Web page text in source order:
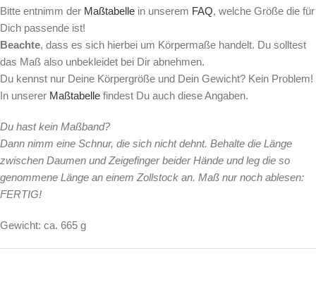
Bitte entnimm der Maßtabelle in unserem FAQ, welche Größe die für
Dich passende ist!
Beachte, dass es sich hierbei um Körpermaße handelt. Du solltest
das Maß also unbekleidet bei Dir abnehmen.
Du kennst nur Deine Körpergröße und Dein Gewicht? Kein Problem!
In unserer Maßtabelle findest Du auch diese Angaben.
Du hast kein Maßband?
Dann nimm eine Schnur, die sich nicht dehnt. Behalte die Länge
zwischen Daumen und Zeigefinger beider Hände und leg die so
genommene Länge an einem Zollstock an. Maß nur noch ablesen:
FERTIG!
Gewicht: ca. 665 g